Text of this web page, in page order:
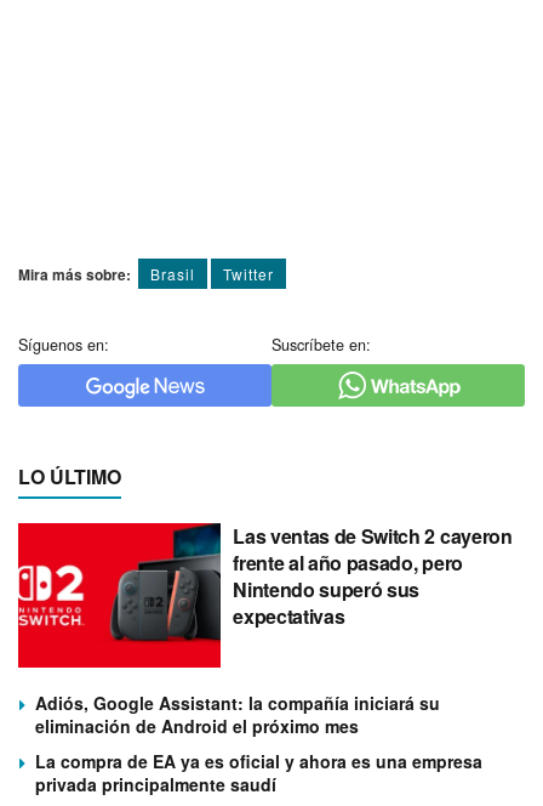
Mira más sobre: Brasil Twitter
Síguenos en: Suscríbete en:
LO ÚLTIMO
Las ventas de Switch 2 cayeron
frente al año pasado, pero
Nintendo superó sus
expectativas
Adiós, Google Assistant: la compañía iniciará su
eliminación de Android el próximo mes
La compra de EA ya es oficial y ahora es una empresa
privada principalmente saudí